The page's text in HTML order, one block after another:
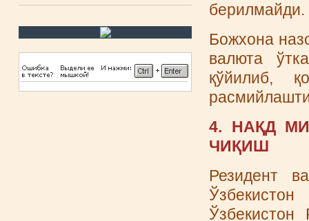
берилмайди.
Божхона
валюта
қўйилиб,
4. НАҚД
ЧИҚИШ
Резидент
Ўзбекистон